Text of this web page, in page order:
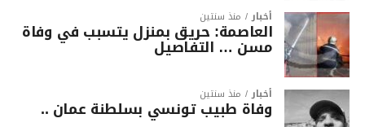
أخبار منذ سنتين
العاصمة: حريق بمنزل يتسبب في وفاة
مسن … التفاصيل
أخبار منذ سنتين
وفاة طبيب تونسي بسلطنة عمان ..